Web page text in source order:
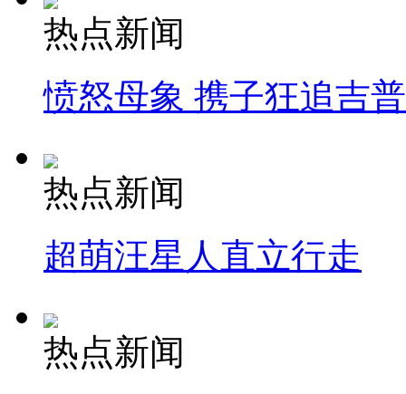
热点新闻
愤怒母象 携子狂追吉
热点新闻
超萌汪星人直立行走
热点新闻